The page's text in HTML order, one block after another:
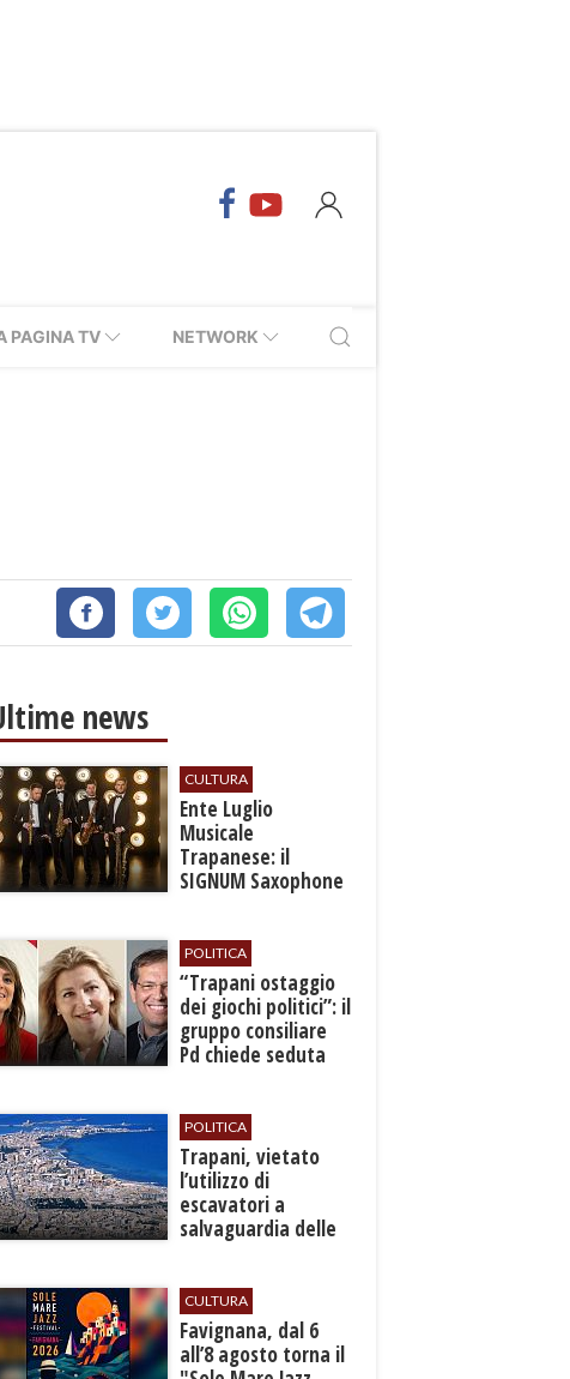
PAGINA TV NETWORK
news
CULTURA
Ente Luglio
Musicale
Trapanese: il
SIGNUM Saxophone
Dream”
POLITICA
​“Trapani ostaggio
dei giochi politici”: il
gruppo consiliare
Pd chiede seduta
POLITICA
​Trapani, vietato
l’utilizzo di
escavatori a
salvaguardia delle
CULTURA
Favignana, dal 6
all’8 agosto torna il